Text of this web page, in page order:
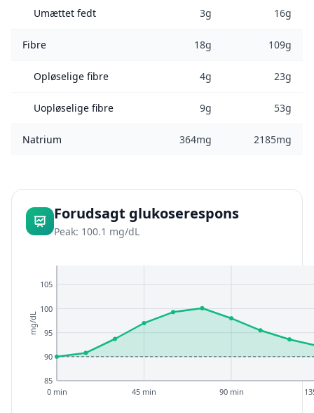
Umættet fedt 3g 16g
Fibre 18g 109g
Opløselige fibre 4g 23g
Uopløselige fibre 9g 53g
Natrium 364mg 2185mg
Forudsagt glukoserespons
Peak: 100.1 mg/dL
85
90
95
100
105
0 min 45 min 90 min
mg/dL